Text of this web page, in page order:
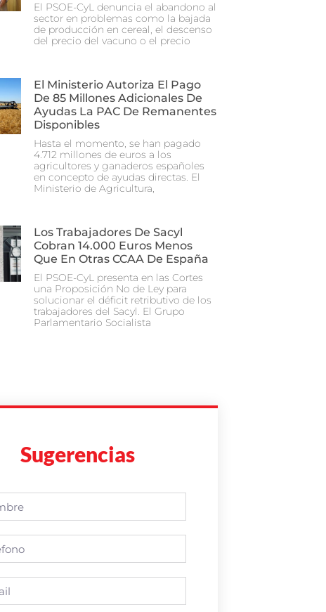
El PSOE-CyL denuncia el abandono al
sector en problemas como la bajada
de producción en cereal, el descenso
del precio del vacuno o el precio
El Ministerio Autoriza El Pago
De 85 Millones Adicionales De
Ayudas La PAC De Remanentes
Disponibles
Hasta el momento, se han pagado
4.712 millones de euros a los
agricultores y ganaderos españoles
en concepto de ayudas directas. El
Ministerio de Agricultura,
Los Trabajadores De Sacyl
Cobran 14.000 Euros Menos
Que En Otras CCAA De España
El PSOE-CyL presenta en las Cortes
una Proposición No de Ley para
solucionar el déficit retributivo de los
trabajadores del Sacyl. El Grupo
Parlamentario Socialista
Sugerencias